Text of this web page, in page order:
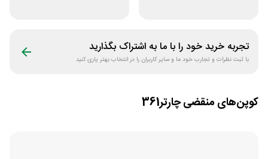
تجربه خرید خود را با ما به اشتراک بگذارید
با ثبت نظرات و تجارب خود ما و سایر کاربران را در انتخاب بهتر یاری کنید
کوپن‌های منقضیچارتر361